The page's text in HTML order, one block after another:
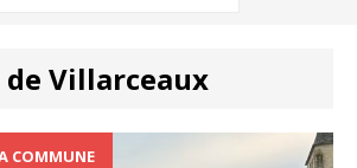
de Villarceaux
COMMUNE